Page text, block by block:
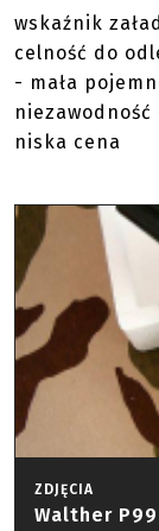
wskaźnik
celność do
- mała
niska cena
ZDJĘCIA
Walther P99